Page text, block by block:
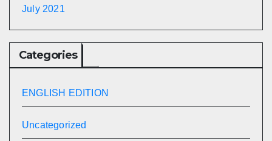
July 2021
Categories
ENGLISH EDITION
Uncategorized